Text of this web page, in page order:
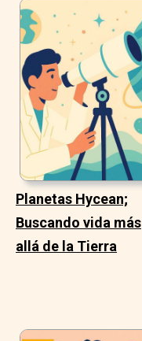
Planetas Hycean;
Buscando vida más
allá de la Tierra